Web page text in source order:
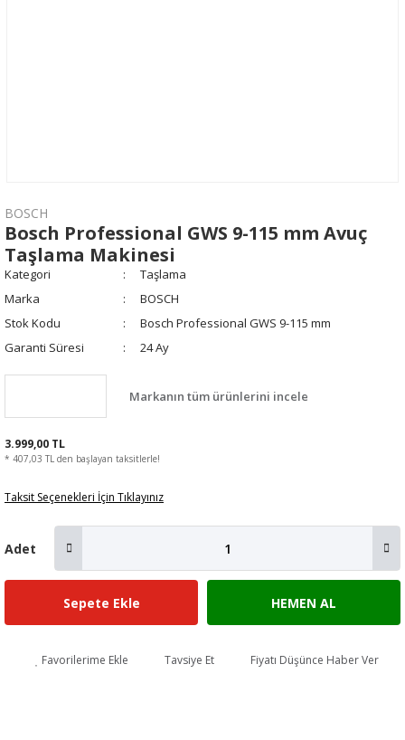
BOSCH
Bosch Professional GWS 9-115 mm Avuç
Taşlama Makinesi
Kategori
Taşlama
Marka
BOSCH
Stok Kodu
Bosch Professional GWS 9-115 mm
Garanti Süresi
24 Ay
Markanın tüm ürünlerini incele
3.999,00 TL
* 407,03 TL den başlayan taksitlerle!
Taksit Seçenekleri İçin Tıklayınız
Adet
Sepete Ekle HEMEN AL
Favorilerime Ekle Tavsiye Et Fiyatı Düşünce Haber Ver